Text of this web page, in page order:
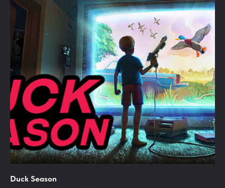
Duck Season